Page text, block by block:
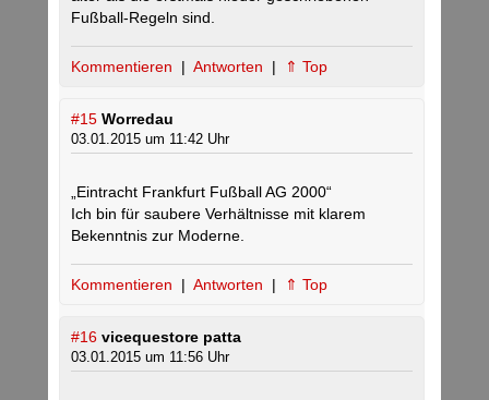
Fußball-Regeln sind.
Kommentieren | Antworten | ⇑ Top
#15 Worredau
03.01.2015 um 11:42 Uhr
„Eintracht Frankfurt Fußball AG 2000“
Ich bin für saubere Verhältnisse mit klarem
Bekenntnis zur Moderne.
Kommentieren | Antworten | ⇑ Top
#16 vicequestore patta
03.01.2015 um 11:56 Uhr